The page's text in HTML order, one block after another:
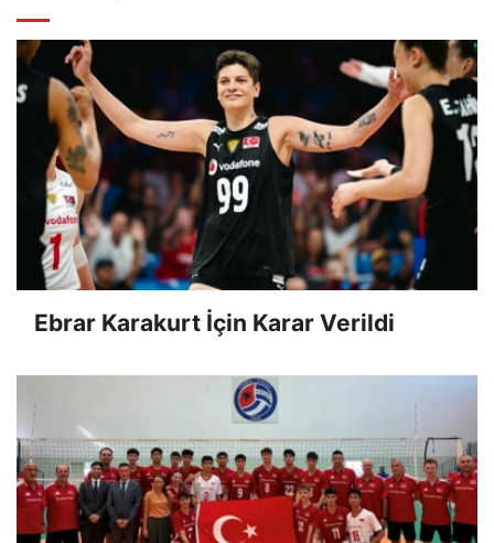
Ebrar Karakurt İçin Karar Verildi